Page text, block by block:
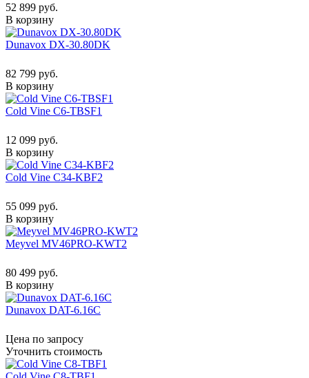
52 899 руб.
В корзину
Dunavox DX-30.80DK
82 799 руб.
В корзину
Cold Vine C6-TBSF1
12 099 руб.
В корзину
Cold Vine C34-KBF2
55 099 руб.
В корзину
Meyvel MV46PRO-KWT2
80 499 руб.
В корзину
Dunavox DAT-6.16C
Цена по запросу
Уточнить стоимость